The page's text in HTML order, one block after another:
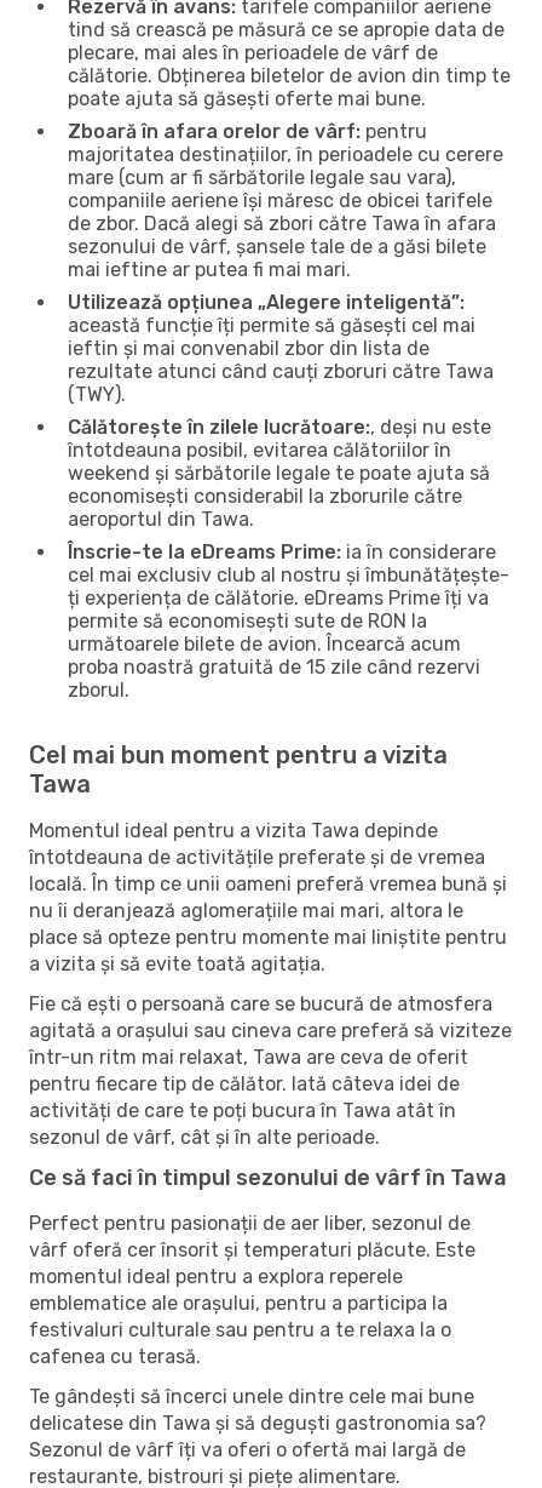
Rezervă în avans: tarifele companiilor aeriene
tind să crească pe măsură ce se apropie data de
plecare, mai ales în perioadele de vârf de
călătorie. Obținerea biletelor de avion din timp te
poate ajuta să găsești oferte mai bune.
Zboară în afara orelor de vârf: pentru
majoritatea destinațiilor, în perioadele cu cerere
mare (cum ar fi sărbătorile legale sau vara),
companiile aeriene își măresc de obicei tarifele
de zbor. Dacă alegi să zbori către Tawa în afara
sezonului de vârf, șansele tale de a găsi bilete
mai ieftine ar putea fi mai mari.
Utilizează opțiunea „Alegere inteligentă”:
această funcție îți permite să găsești cel mai
ieftin și mai convenabil zbor din lista de
rezultate atunci când cauți zboruri către Tawa
(TWY).
Călătorește în zilele lucrătoare:, deși nu este
întotdeauna posibil, evitarea călătoriilor în
weekend și sărbătorile legale te poate ajuta să
economisești considerabil la zborurile către
aeroportul din Tawa.
Înscrie-te la eDreams Prime: ia în considerare
cel mai exclusiv club al nostru și îmbunătățește-
ți experiența de călătorie. eDreams Prime îți va
permite să economisești sute de RON la
următoarele bilete de avion. Încearcă acum
proba noastră gratuită de 15 zile când rezervi
zborul.
Cel mai bun moment pentru a vizita
Tawa
Momentul ideal pentru a vizita Tawa depinde
întotdeauna de activitățile preferate și de vremea
locală. În timp ce unii oameni preferă vremea bună și
nu îi deranjează aglomerațiile mai mari, altora le
place să opteze pentru momente mai liniștite pentru
a vizita și să evite toată agitația.
Fie că ești o persoană care se bucură de atmosfera
agitată a orașului sau cineva care preferă să viziteze
într-un ritm mai relaxat, Tawa are ceva de oferit
pentru fiecare tip de călător. Iată câteva idei de
activități de care te poți bucura în Tawa atât în ​​
sezonul de vârf, cât și în alte perioade.
Ce să faci în timpul sezonului de vârf în Tawa
Perfect pentru pasionații de aer liber, sezonul de
vârf oferă cer însorit și temperaturi plăcute. Este
momentul ideal pentru a explora reperele
emblematice ale orașului, pentru a participa la
festivaluri culturale sau pentru a te relaxa la o
cafenea cu terasă.
Te gândești să încerci unele dintre cele mai bune
delicatese din Tawa și să deguști gastronomia sa?
Sezonul de vârf îți va oferi o ofertă mai largă de
restaurante, bistrouri și piețe alimentare.